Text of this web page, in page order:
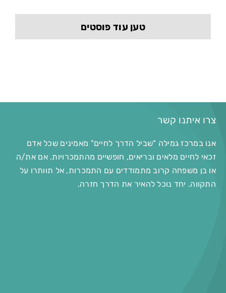
טען עוד פוסטים
צרו איתנו קשר
אנו במרכז גמילה "שביל הדרך לחיים" מאמינים שכל אדם
זכאי לחיים מלאים ובריאים, חופשיים מהתמכרויות. אם את/ה
או בן משפחה קרוב מתמודדים עם התמכרות, אל תוותרו על
התקווה. יחד נוכל להאיר את הדרך חזרה.